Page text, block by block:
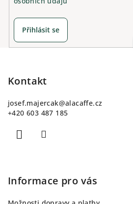
Přihlásit se
Kontakt
josef.majercak@alacaffe.cz
+420 603 487 185
Informace pro vás